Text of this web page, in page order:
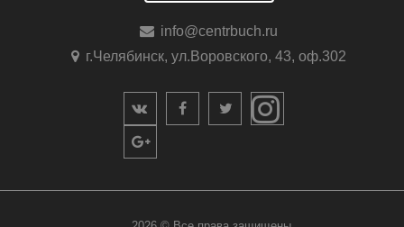
info@centrbuch.ru
г.Челябинск, ул.Воровского, 43, оф.302